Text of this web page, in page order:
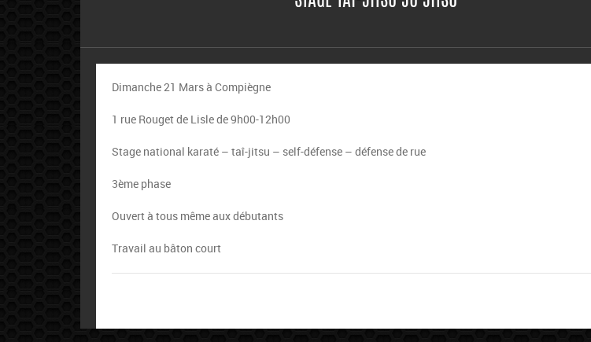
Dimanche 21 Mars à Compiègne
1 rue Rouget de Lisle de 9h00-12h00
Stage national karaté – taî-jitsu – self-défense – défense de rue
3ème phase
Ouvert à tous même aux débutants
Travail au bâton court